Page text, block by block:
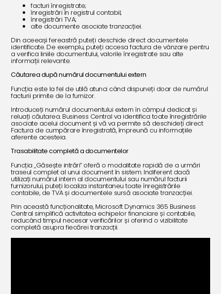
facturi înregistrate;
înregistrări în registrul contabil;
înregistrări TVA;
alte documente asociate tranzacției.
Din aceeași fereastră puteți deschide direct documentele
identificate. De exemplu, puteți accesa factura de vânzare pentru
a verifica liniile documentului, valorile înregistrate sau alte
informații relevante.
Căutarea după numărul documentului extern
Funcția este la fel de utilă atunci când dispuneți doar de numărul
facturii primite de la furnizor.
Introduceți numărul documentului extern în câmpul dedicat și
reluați căutarea. Business Central va identifica toate înregistrările
asociate acelui document și vă va permite să deschideți direct
Factura de cumpărare înregistrată, împreună cu informațiile
aferente acesteia.
Trasabilitate completă a documentelor
Funcția „Găsește intrări” oferă o modalitate rapidă de a urmări
traseul complet al unui document în sistem. Indiferent dacă
utilizați numărul intern al documentului sau numărul facturii
furnizorului, puteți localiza instantaneu toate înregistrările
contabile, de TVA și documentele sursă asociate tranzacției.
Prin această funcționalitate, Microsoft Dynamics 365 Business
Central simplifică activitatea echipelor financiare și contabile,
reducând timpul necesar verificărilor și oferind o vizibilitate
completă asupra fiecărei tranzacții.